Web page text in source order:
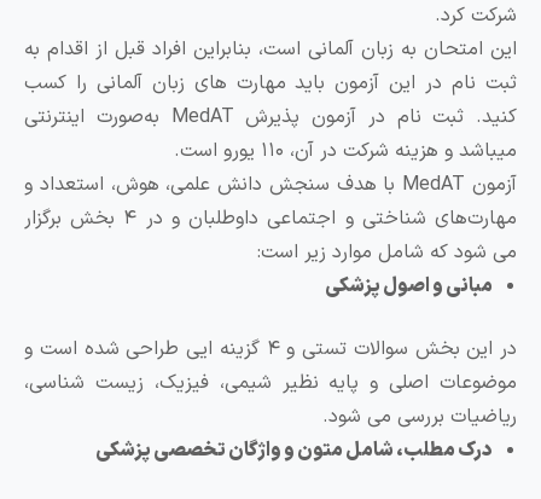
کرد.
امتحان به زبان آلمانی است، بنابراین افراد قبل از اقدام به
‌نام در این آزمون باید مهارت ‌های زبان آلمانی را کسب
کنید. ثبت ‌نام در آزمون پذیرش MedAT به‌صورت اینترنتی
و هزینه شرکت در آن، ۱۱۰ یورو است.
آزمون MedAT با هدف سنجش دانش علمی، هوش، استعداد و
مهارت‌های شناختی و اجتماعی داوطلبان و در ۴ بخش برگزار
‌شود که شامل موارد زیر است:
مبانی و اصول پزشکی
در این بخش سوالات تستی و ۴ گزینه ایی طراحی شده است و
اصلی و پایه نظیر شیمی، فیزیک، زیست شناسی،
بررسی می شود.
درک مطلب، شامل متون و واژگان تخصصی پزشکی